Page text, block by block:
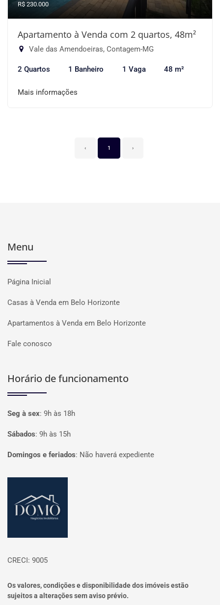
R$ 230.000
Apartamento à Venda com 2 quartos, 48m²
Vale das Amendoeiras, Contagem-MG
2 Quartos 1 Banheiro 1 Vaga 48 m²
Mais informações
‹ 1 ›
Menu
Página Inicial
Casas à Venda em Belo Horizonte
Apartamentos à Venda em Belo Horizonte
Fale conosco
Horário de funcionamento
Seg à sex: 9h às 18h
Sábados: 9h às 15h
Domingos e feriados: Não haverá expediente
CRECI: 9005
Os valores, condições e disponibilidade dos imóveis estão
sujeitos a alterações sem aviso prévio.